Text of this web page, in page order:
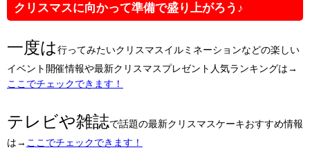
クリスマスに向かって準備で盛り上がろう♪
一度は行ってみたいクリスマスイルミネーションなどの楽しい
イベント開催情報や最新クリスマスプレゼント人気ランキングは→
ここでチェックできます！
テレビや雑誌で話題の最新クリスマスケーキおすすめ情報
は→ ここでチェックできます！